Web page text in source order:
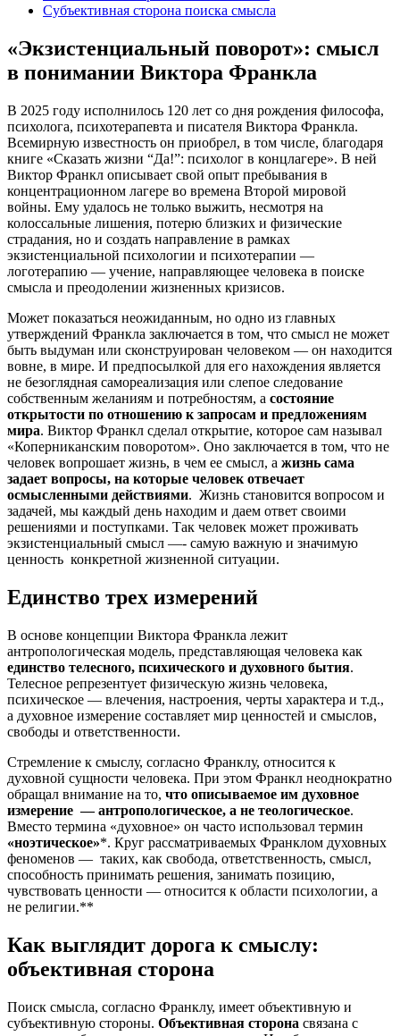
Субъективная сторона поиска смысла
«Экзистенциальный поворот»: смысл
в понимании Виктора Франкла
В 2025 году исполнилось 120 лет со дня рождения философа,
психолога, психотерапевта и писателя Виктора Франкла.
Всемирную известность он приобрел, в том числе, благодаря
книге «Сказать жизни “Да!”: психолог в концлагере». В ней
Виктор Франкл описывает свой опыт пребывания в
концентрационном лагере во времена Второй мировой
войны. Ему удалось не только выжить, несмотря на
колоссальные лишения, потерю близких и физические
страдания, но и создать направление в рамках
экзистенциальной психологии и психотерапии —
логотерапию — учение, направляющее человека в поиске
смысла и преодолении жизненных кризисов.
Может показаться неожиданным, но одно из главных
утверждений Франкла заключается в том, что смысл не может
быть выдуман или сконструирован человеком — он находится
вовне, в мире. И предпосылкой для его нахождения является
не безоглядная самореализация или слепое следование
собственным желаниям и потребностям, а состояние
открытости по отношению к запросам и предложениям
мира. Виктор Франкл сделал открытие, которое сам называл
«Коперниканским поворотом». Оно заключается в том, что не
человек вопрошает жизнь, в чем ее смысл, а жизнь сама
задает вопросы, на которые человек отвечает
осмысленными действиями. Жизнь становится вопросом и
задачей, мы каждый день находим и даем ответ своими
решениями и поступками. Так человек может проживать
экзистенциальный смысл —- самую важную и значимую
ценность конкретной жизненной ситуации.
Единство трех измерений
В основе концепции Виктора Франкла лежит
антропологическая модель, представляющая человека как
единство телесного, психического и духовного бытия.
Телесное репрезентует физическую жизнь человека,
психическое — влечения, настроения, черты характера и т.д.,
а духовное измерение составляет мир ценностей и смыслов,
свободы и ответственности.
Стремление к смыслу, согласно Франклу, относится к
духовной сущности человека. При этом Франкл неоднократно
обращал внимание на то, что описываемое им духовное
измерение — антропологическое, а не теологическое.
Вместо термина «духовное» он часто использовал термин
«ноэтическое»*. Круг рассматриваемых Франклом духовных
феноменов — таких, как свобода, ответственность, смысл,
способность принимать решения, занимать позицию,
чувствовать ценности — относится к области психологии, а
не религии.**
Как выглядит дорога к смыслу:
объективная сторона
Поиск смысла, согласно Франклу, имеет объективную и
субъективную стороны. Объективная сторона связана с